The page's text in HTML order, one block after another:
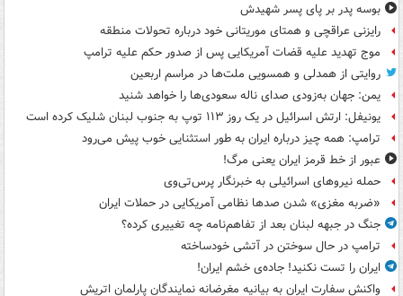
بوسه‌ پدر بر پای پسر شهیدش
رایزنی عراقچی و همتای موریتانی خود درباره تحولات منطقه
موج تهدید علیه قضات آمریکایی پس از صدور حکم علیه ترامپ
روایتی از همدلی و همسویی ملت‌ها در مراسم اربعین
یمن: جهان به‌زودی صدای ناله سعودی‌ها را خواهد شنید
یونیفل: ارتش اسرائیل در یک روز ۱۱۳ توپ به جنوب لبنان شلیک کرده است
ترامپ: همه چیز درباره ایران به طور استثنایی خوب پیش می‌رود
عبور از خط قرمز ایران یعنی مرگ!
حمله نیروهای اسرائیلی به خبرنگار پرس‌تی‌وی
«ضربه مغزی» شدن صدها نظامی آمریکایی در حملات ایران
جنگ در جبهه لبنان بعد از تفاهم‌نامه چه تغییری کرده؟
ترامپ در حال سوختن در آتشی خودساخته
ایران را تست نکنید! جاده‌ی خشم ایران!
واکنش سفارت ایران به بیانیه مغرضانه نمایندگان پارلمان اتریش